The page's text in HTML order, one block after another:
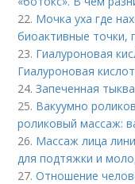
22. Мочка уха где
биоактивные точки,
23. Гиалуроновая
Гиалуроновая
24.Запеченная
25. Вакуумно
роликовый массаж:
26. Массаж лица
для подтяжки и
27.Отношение